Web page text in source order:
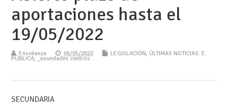
aportaciones hasta el
19/05/2022
Enseñanza 06/05/2022 LEGISLACIÓN, ÚLTIMAS NOTICIAS: E.
PÚBLICA, _novedades centros
SECUNDARIA